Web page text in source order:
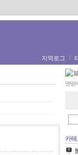
지역로그
맨땅
카테